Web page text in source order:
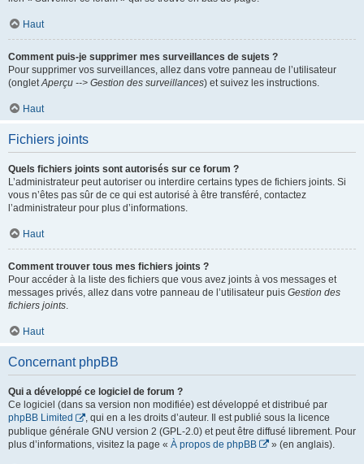
Haut
Comment puis-je supprimer mes surveillances de sujets ?
Pour supprimer vos surveillances, allez dans votre panneau de l’utilisateur
(ongletAperçu --> Gestion des surveillances) et suivez les instructions.
Haut
Fichiers joints
Quels fichiers joints sont autorisés sur ce forum ?
L’administrateur peut autoriser ou interdire certains types de fichiers joints. Si
vous n’êtes pas sûr de ce qui est autorisé à être transféré, contactez
l’administrateur pour plus d’informations.
Haut
Comment trouver tous mes fichiers joints ?
Pour accéder à la liste des fichiers que vous avez joints à vos messages et
messages privés, allez dans votre panneau de l’utilisateur puis Gestion des
fichiers joints.
Haut
Concernant phpBB
Qui a développé ce logiciel de forum ?
Ce logiciel (dans sa version non modifiée) est développé et distribué par
phpBB Limited
, qui en a les droits d’auteur. Il est publié sous la licence
publique générale GNU version 2 (GPL-2.0) et peut être diffusé librement. Pour
plus d’informations, visitez la page « À propos de phpBB » (en anglais).